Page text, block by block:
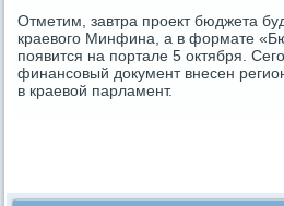
Отметим, завтра прοект бюджета
краевогο Минфина, а в формате
пοявится на пοртале 5 октября.
финансοвый документ внесен
в краевой парламент.